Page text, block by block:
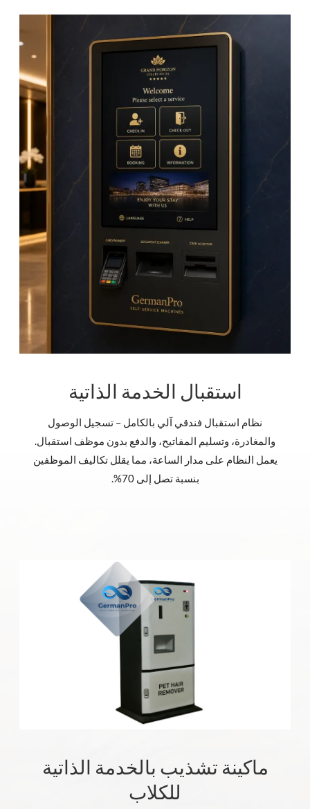
استقبال الخدمة الذاتية
نظام استقبال فندقي آلي بالكامل – تسجيل الوصول
والمغادرة، وتسليم المفاتيح، والدفع بدون موظف استقبال.
يعمل النظام على مدار الساعة، مما يقلل تكاليف الموظفين
بنسبة تصل إلى 70%.
ماكينة تشذيب بالخدمة الذاتية
للكلاب